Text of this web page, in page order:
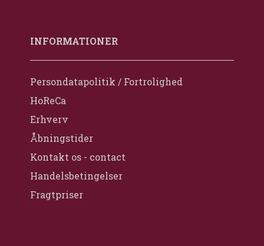
INFORMATIONER
Persondatapolitik / Fortrolighed
HoReCa
Erhverv
Åbningstider
Kontakt os - contact
Handelsbetingelser
Fragtpriser